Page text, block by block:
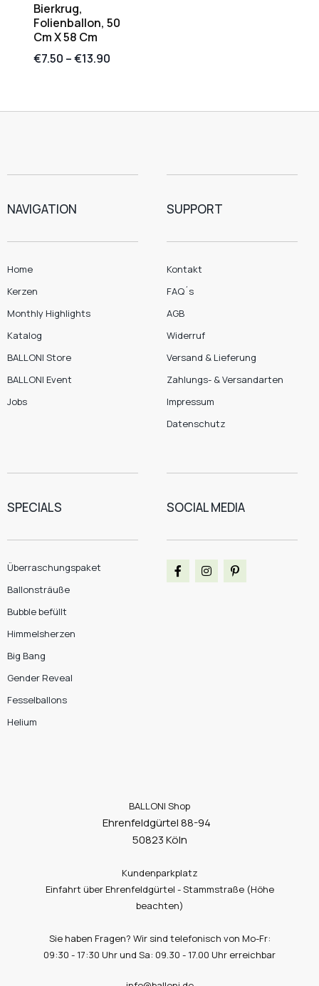
Bierkrug,
Folienballon, 50
Cm X 58 Cm
€7.50 –€13.90
NAVIGATION
Home
Kerzen
Monthly Highlights
Katalog
BALLONI Store
BALLONI Event
Jobs
SUPPORT
Kontakt
FAQ´s
AGB
Widerruf
Versand & Lieferung
Zahlungs- & Versandarten
Impressum
Datenschutz
SPECIALS
Überraschungspaket
Ballonsträuße
Bubble befüllt
Himmelsherzen
Big Bang
Gender Reveal
Fesselballons
Helium
SOCIAL MEDIA
BALLONI Shop
Ehrenfeldgürtel 88-94
50823 Köln
Kundenparkplatz
Einfahrt über Ehrenfeldgürtel - Stammstraße (Höhe
beachten)
Sie haben Fragen? Wir sind telefonisch von Mo-Fr:
09:30 - 17:30 Uhr und Sa: 09.30 - 17.00 Uhr erreichbar